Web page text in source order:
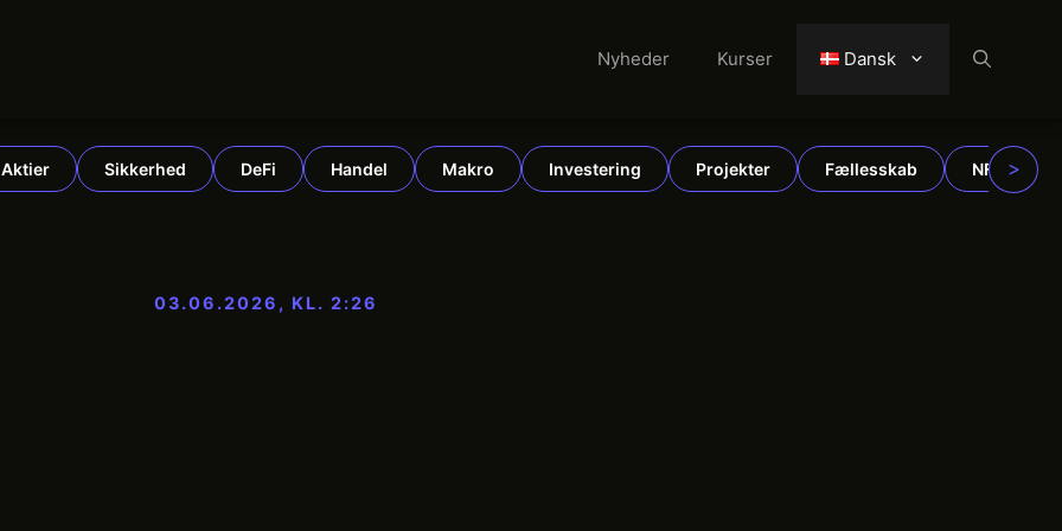
Nyheder Kurser Dansk
Aktier Sikkerhed DeFi Handel Makro Investering Projekter Fællesskab NFT >
03.06.2026, KL. 2:26